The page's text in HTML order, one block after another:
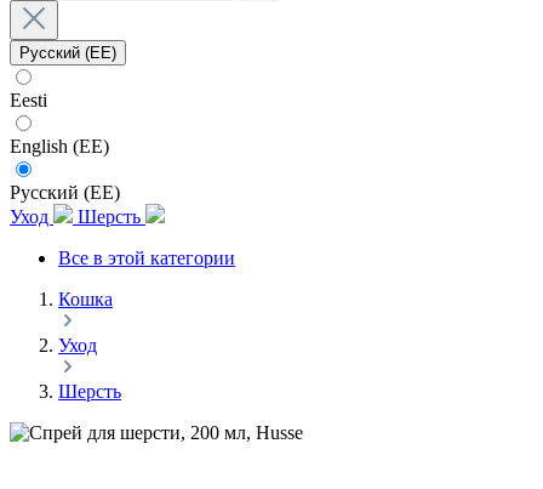
Русский (EE)
Eesti
English (EE)
Русский (EE)
Уход
Шерсть
Все в этой категории
Кошка
Уход
Шерсть